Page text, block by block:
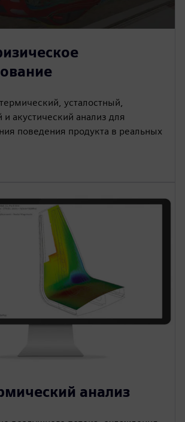
усталостный,
акустический анализ для
поведения продукта в реальных
анализ